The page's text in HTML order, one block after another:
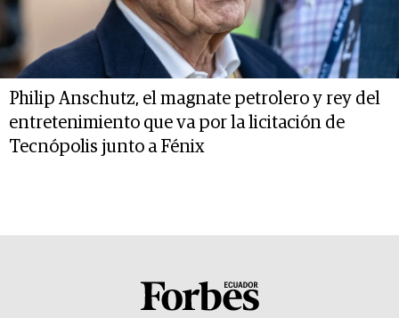
Philip Anschutz, el magnate petrolero y rey del
entretenimiento que va por la licitación de
Tecnópolis junto a Fénix